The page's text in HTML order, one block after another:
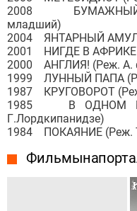
2008 БУМАЖНЫЙ
младший)
2004 ЯНТАРНЫЙ
2001 НИГДЕ В АФРИКЕ
2000 АНГЛИЯ! (Реж. А.
1999 ЛУННЫЙ ПАПА
1987 КРУГОВОРОТ
1985 В ОДНОМ
Г.Лордкипанидзе)
1984 ПОКАЯНИЕ (Реж.
Фильмы на